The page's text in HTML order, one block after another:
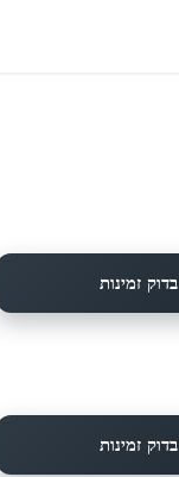
בדוק זמינות
בדוק זמינות